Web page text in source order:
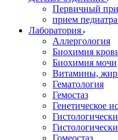
Первичный
прием
Лаборатория
Аллергология
Биохимия
Биохимия мочи
Витамины,
Гематология
Гемостаз
Генетическое
Гомеостаз